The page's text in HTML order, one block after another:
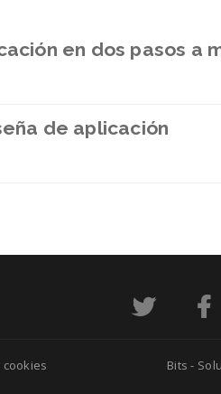
en dos pasos a
de aplicación
cookies Bits -